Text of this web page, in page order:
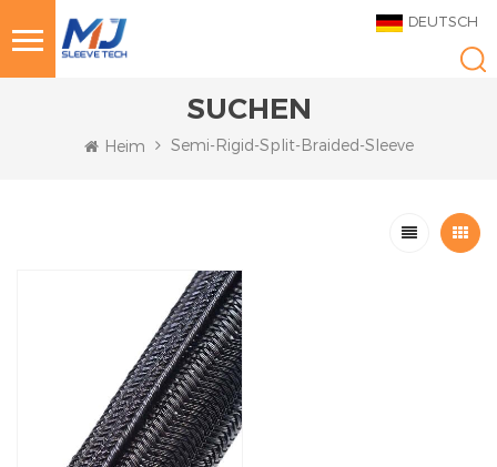
DEUTSCH
SUCHEN
Heim Semi-Rigid-Split-Braided-Sleeve